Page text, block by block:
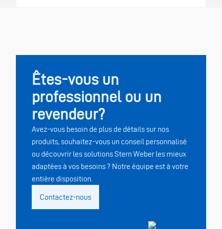
Êtes-vous un
professionnel ou un
revendeur?
Avez-vous besoin de plus de détails sur nos
produits, souhaitez-vous un conseil personnalisé
ou découvrir les solutions Stern Weber les mieux
adaptées à vos besoins ? Notre équipe est à votre
entière disposition.
Contactez-nous